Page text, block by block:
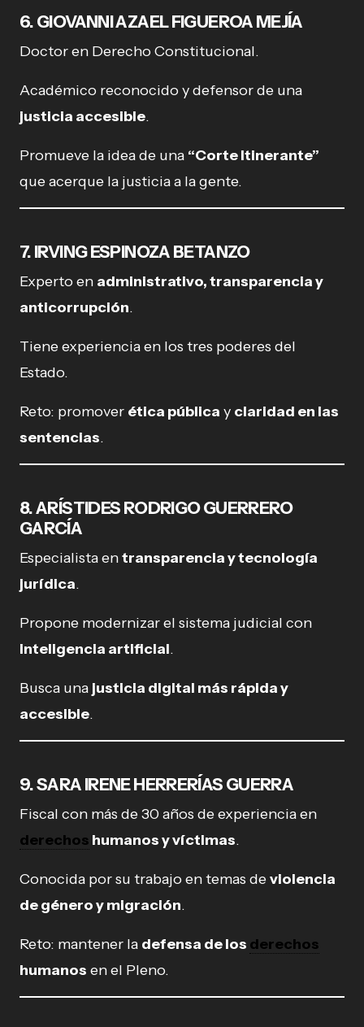
6. GIOVANNI AZAEL FIGUEROA MEJÍA
Doctor en Derecho Constitucional.
Académico reconocido y defensor de una
justicia accesible.
Promueve la idea de una “Corte Itinerante”
que acerque la justicia a la gente.
7. IRVING ESPINOZA BETANZO
Experto en administrativo, transparencia y
anticorrupción.
Tiene experiencia en los tres poderes del
Estado.
Reto: promover ética pública y claridad en las
sentencias.
8. ARÍSTIDES RODRIGO GUERRERO
GARCÍA
Especialista entransparencia y tecnología
jurídica.
Propone modernizar el sistema judicial con
inteligencia artificial.
Busca una justicia digital más rápida y
accesible.
9. SARA IRENE HERRERÍAS GUERRA
Fiscal con más de 30 años de experiencia en
derechos humanos y víctimas.
Conocida por su trabajo en temas deviolencia
de género y migración.
Reto: mantener la defensa de los derechos
humanos en el Pleno.